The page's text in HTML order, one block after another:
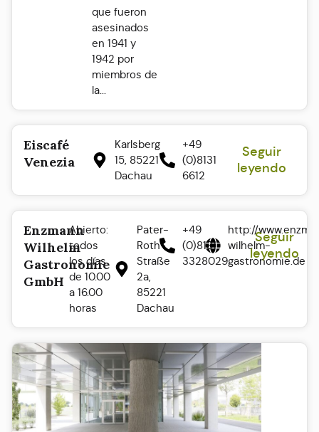
que fueron
asesinados
en 1941 y
1942 por
miembros de
la...
Eiscafé
Venezia
Karlsberg
15, 85221
Dachau
+49
(0)8131
6612
Seguir
leyendo
Enzmann
Wilhelm
Gastronomie
GmbH
Abierto:
todos
los días
de 10.00
a 16.00
horas
Pater-
Roth-
Straße
2a,
85221
Dachau
+49
(0)8131
3328029
http://
wilhelm-
gastronomie.de
Seguir
leyendo